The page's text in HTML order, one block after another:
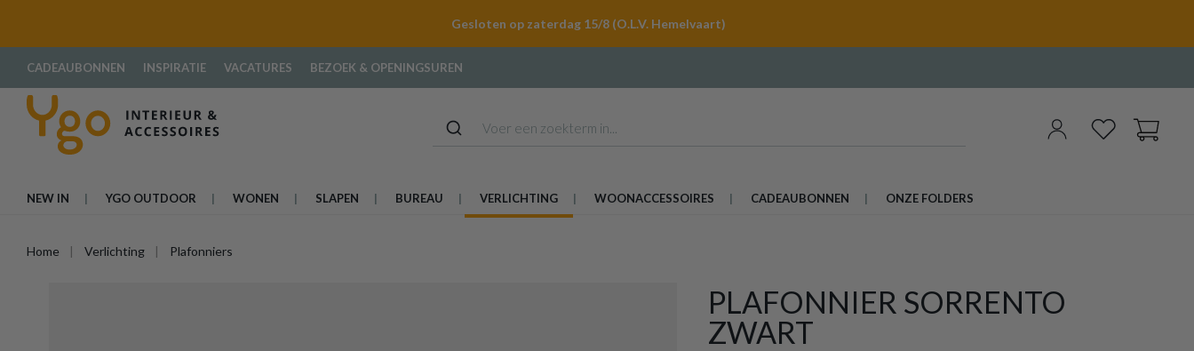
Gesloten op zaterdag 15/8 (O.L.V. Hemelvaart)
CADEAUBONNEN INSPIRATIE VACATURES BEZOEK & OPENINGSUREN
NEW IN YGO OUTDOOR WONEN SLAPEN BUREAU VERLICHTING WOONACCESSOIRES CADEAUBONNEN ONZE FOLDERS
Home Verlichting Plafonniers
PLAFONNIER SORRENTO
ZWART